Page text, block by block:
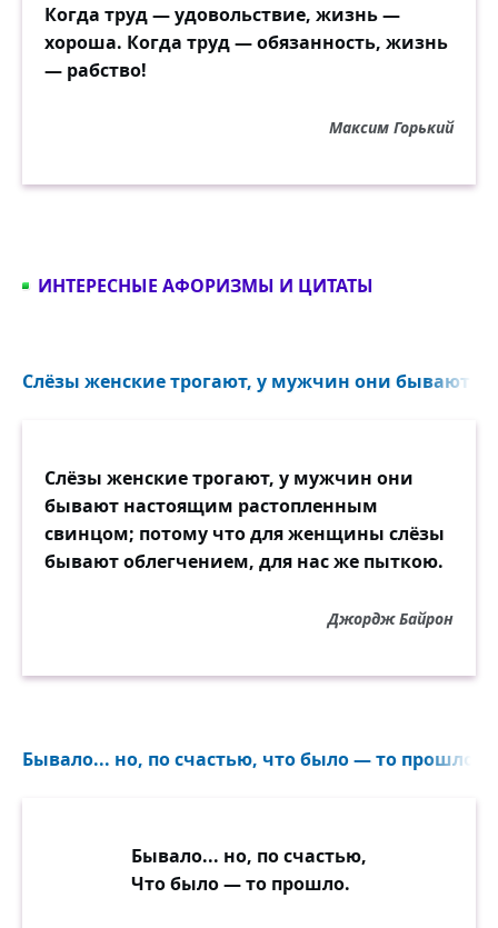
Когда труд — удовольствие, жизнь —
хороша. Когда труд — обязанность, жизнь
— рабство!
Максим Горький
ИНТЕРЕСНЫЕ АФОРИЗМЫ И ЦИТАТЫ
Слёзы женские трогают, у мужчин они бывают
Слёзы женские трогают, у мужчин они
бывают настоящим растопленным
свинцом; потому что для женщины слёзы
бывают облегчением, для нас же пыткою.
Джордж Байрон
Бывало... но, по счастью, что было — то прошло...
Бывало... но, по счастью,
Что было — то прошло.